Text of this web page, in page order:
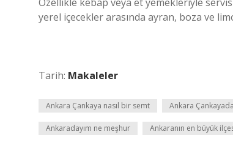
yerel içecekler arasında ayran, boza ve
Tarih: Makaleler
Ankara Çankaya nasıl bir semt Ankara
Ankaradayım ne meşhur Ankaranın en büyük